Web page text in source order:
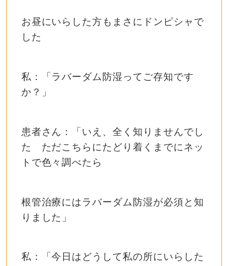
お昼にいらした方もまさにドンピシャで
した
私：「ラバーダム防湿ってご存知です
か？」
患者さん：「いえ、全く知りませんでし
た ただこちらにたどり着くまでにネッ
トで色々調べたら
根管治療にはラバーダム防湿が必須と知
りました」
私：「今日はどうして私の所にいらした